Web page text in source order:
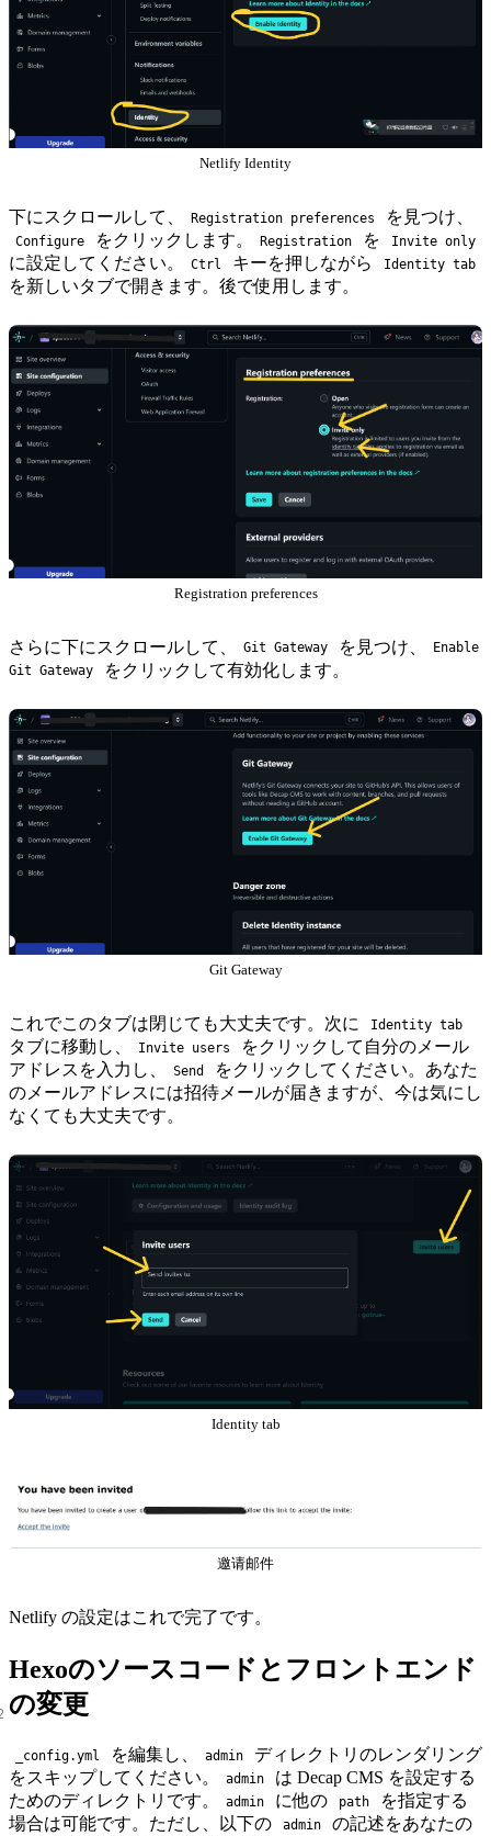
Netlify Identity
下にスクロールして、 Registration preferences を見つけ、
Configure をクリックします。 Registration を Invite only
に設定してください。 Ctrl キーを押しながら Identity tab
を新しいタブで開きます。後で使用します。
Registration preferences
さらに下にスクロールして、 Git Gateway を見つけ、
Enable
Git Gateway
をクリックして有効化します。
Git Gateway
これでこのタブは閉じても大丈夫です。次に Identity tab
タブに移動し、 Invite users
をクリックして自分のメール
アドレスを入力し、
Send
をクリックしてください。あなた
のメールアドレスには招待メールが届きますが、今は気にし
なくても大丈夫です。
Identity tab
邀请邮件
Netlify の設定はこれで完了です。
Hexoのソースコードとフロントエンド
の変更
_config.yml を編集し、 admin
ディレクトリのレンダリング
をスキップしてください。
admin
は Decap CMS を設定する
ためのディレクトリです。
admin に他の path
を指定する
場合は可能です。ただし、以下の
admin の記述をあなたの